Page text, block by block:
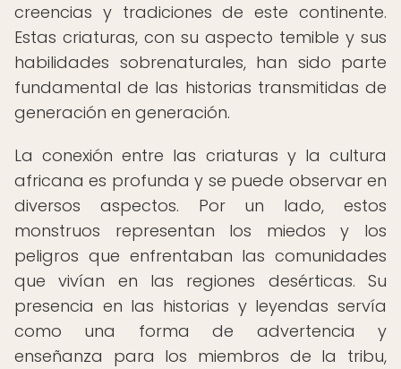
creencias y tradiciones de este continente.
Estas criaturas, con su aspecto temible y sus
habilidades sobrenaturales, han sido parte
fundamental de las historias transmitidas de
generación en generación.
La conexión entre las criaturas y la cultura
africana es profunda y se puede observar en
diversos aspectos. Por un lado, estos
monstruos representan los miedos y los
peligros que enfrentaban las comunidades
que vivían en las regiones desérticas. Su
presencia en las historias y leyendas servía
como una forma de advertencia y
enseñanza para los miembros de la tribu,